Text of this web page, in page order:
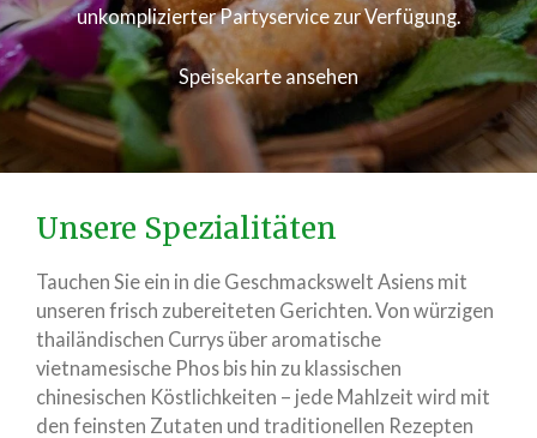
unkomplizierter Partyservice zur Verfügung.
Speisekarte ansehen
Unsere Spezialitäten
Tauchen Sie ein in die Geschmackswelt Asiens mit
unseren frisch zubereiteten Gerichten. Von würzigen
thailändischen Currys über aromatische
vietnamesische Phos bis hin zu klassischen
chinesischen Köstlichkeiten – jede Mahlzeit wird mit
den feinsten Zutaten und traditionellen Rezepten